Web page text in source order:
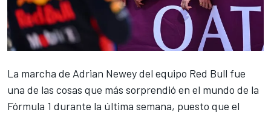
La marcha de Adrian Newey del equipo Red Bull fue
una de las cosas que más sorprendió en el mundo de la
Fórmula 1 durante la última semana, puesto que el